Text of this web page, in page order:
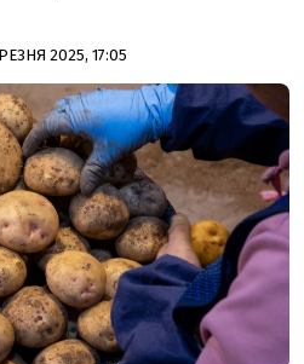
2025, 17:05